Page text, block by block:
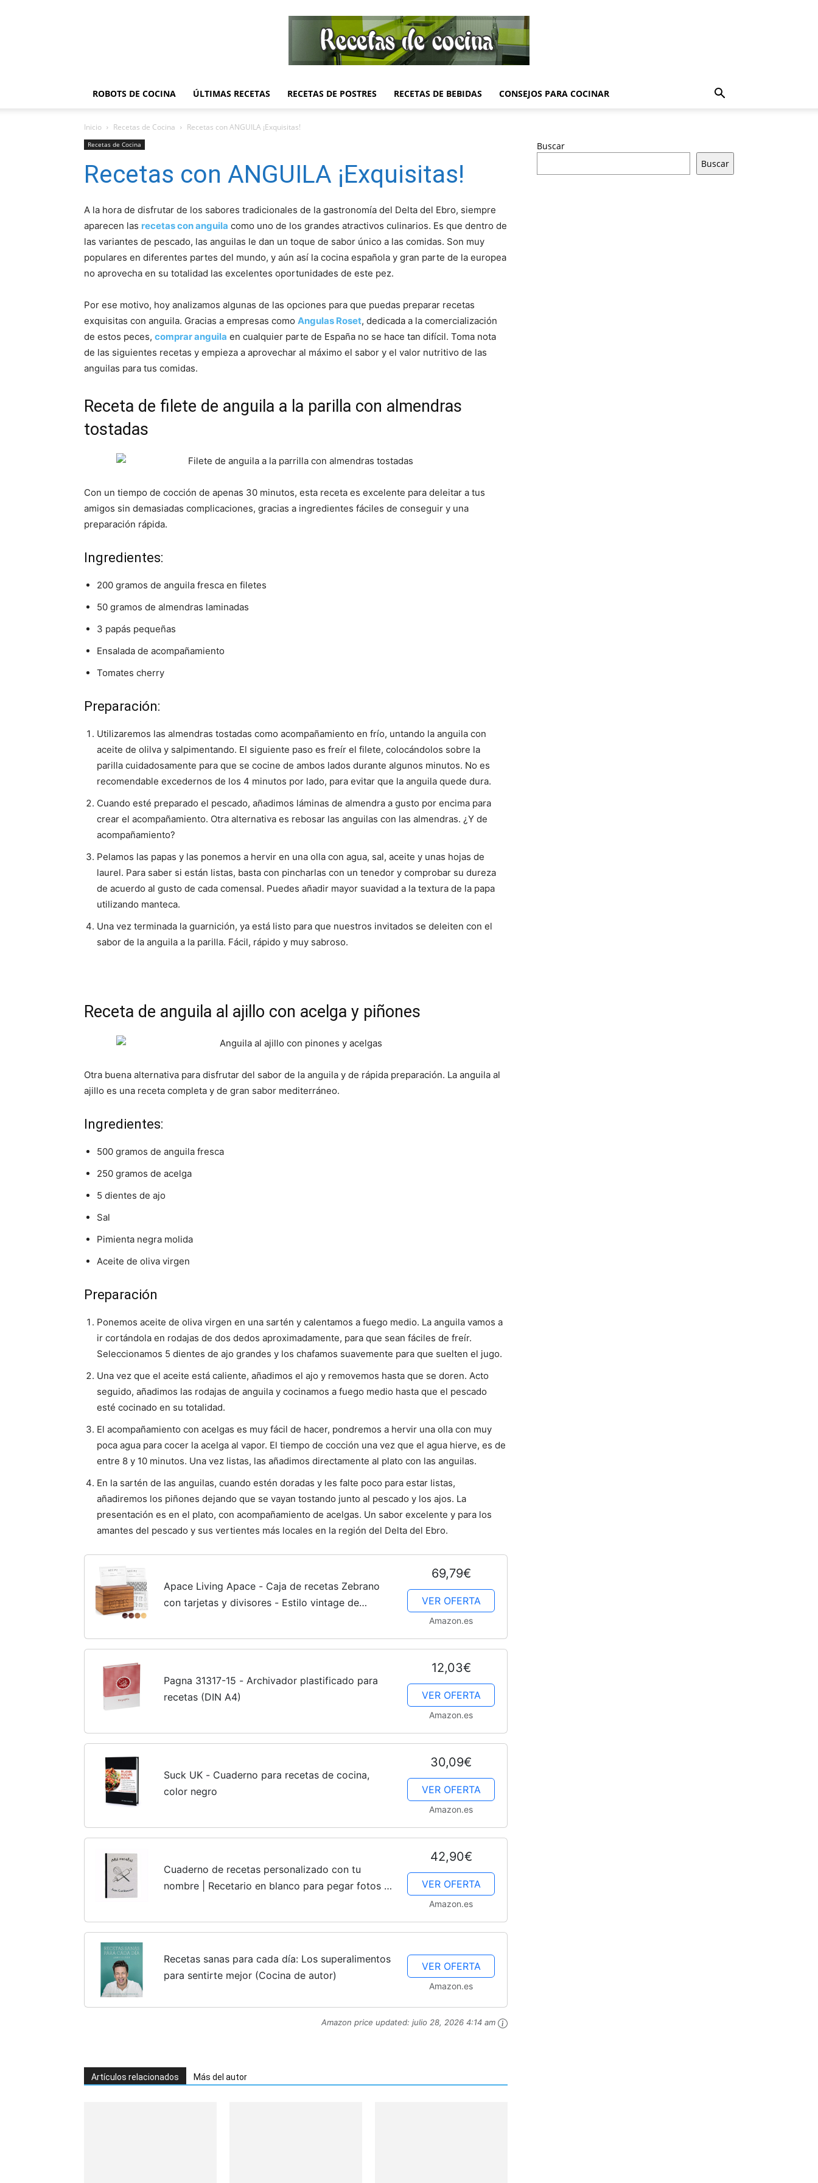
de
Cocina
Gratis
Receta
|
Recetas
Fáciles
ROBOTS DE COCINA ÚLTIMAS RECETAS RECETAS DE POSTRES RECETAS DE BEBIDAS CONSEJOS PARA COCINAR
Inicio Recetas de Cocina Recetas con ANGUILA ¡Exquisitas!
Recetas de Cocina
Recetas con ANGUILA ¡Exquisitas!
A la hora de disfrutar de los sabores tradicionales de la gastronomía del Delta del Ebro, siempre
aparecen las recetas con anguila como uno de los grandes atractivos culinarios. Es que dentro de
las variantes de pescado, las anguilas le dan un toque de sabor único a las comidas. Son muy
populares en diferentes partes del mundo, y aún así la cocina española y gran parte de la europea
no aprovecha en su totalidad las excelentes oportunidades de este pez.
Por ese motivo, hoy analizamos algunas de las opciones para que puedas preparar recetas
exquisitas con anguila. Gracias a empresas como Angulas Roset, dedicada a la comercialización
de estos peces, comprar anguila en cualquier parte de España no se hace tan difícil. Toma nota
de las siguientes recetas y empieza a aprovechar al máximo el sabor y el valor nutritivo de las
anguilas para tus comidas.
Receta de filete de anguila a la parilla con almendras
tostadas
Con un tiempo de cocción de apenas 30 minutos, esta receta es excelente para deleitar a tus
amigos sin demasiadas complicaciones, gracias a ingredientes fáciles de conseguir y una
preparación rápida.
Ingredientes:
200 gramos de anguila fresca en filetes
50 gramos de almendras laminadas
3 papás pequeñas
Ensalada de acompañamiento
Tomates cherry
Preparación:
Utilizaremos las almendras tostadas como acompañamiento en frío, untando la anguila con
aceite de olilva y salpimentando. El siguiente paso es freír el filete, colocándolos sobre la
parilla cuidadosamente para que se cocine de ambos lados durante algunos minutos. No es
recomendable excedernos de los 4 minutos por lado, para evitar que la anguila quede dura.
Cuando esté preparado el pescado, añadimos láminas de almendra a gusto por encima para
crear el acompañamiento. Otra alternativa es rebosar las anguilas con las almendras. ¿Y de
acompañamiento?
Pelamos las papas y las ponemos a hervir en una olla con agua, sal, aceite y unas hojas de
laurel. Para saber si están listas, basta con pincharlas con un tenedor y comprobar su dureza
de acuerdo al gusto de cada comensal. Puedes añadir mayor suavidad a la textura de la papa
utilizando manteca.
Una vez terminada la guarnición, ya está listo para que nuestros invitados se deleiten con el
sabor de la anguila a la parilla. Fácil, rápido y muy sabroso.
Receta de anguila al ajillo con acelga y piñones
Otra buena alternativa para disfrutar del sabor de la anguila y de rápida preparación. La anguila al
ajillo es una receta completa y de gran sabor mediterráneo.
Ingredientes:
500 gramos de anguila fresca
250 gramos de acelga
5 dientes de ajo
Sal
Pimienta negra molida
Aceite de oliva virgen
Preparación
Ponemos aceite de oliva virgen en una sartén y calentamos a fuego medio. La anguila vamos a
ir cortándola en rodajas de dos dedos aproximadamente, para que sean fáciles de freír.
Seleccionamos 5 dientes de ajo grandes y los chafamos suavemente para que suelten el jugo.
Una vez que el aceite está caliente, añadimos el ajo y removemos hasta que se doren. Acto
seguido, añadimos las rodajas de anguila y cocinamos a fuego medio hasta que el pescado
esté cocinado en su totalidad.
El acompañamiento con acelgas es muy fácil de hacer, pondremos a hervir una olla con muy
poca agua para cocer la acelga al vapor. El tiempo de cocción una vez que el agua hierve, es de
entre 8 y 10 minutos. Una vez listas, las añadimos directamente al plato con las anguilas.
En la sartén de las anguilas, cuando estén doradas y les falte poco para estar listas,
añadiremos los piñones dejando que se vayan tostando junto al pescado y los ajos. La
presentación es en el plato, con acompañamiento de acelgas. Un sabor excelente y para los
amantes del pescado y sus vertientes más locales en la región del Delta del Ebro.
Apace Living Apace - Caja de recetas Zebrano
con tarjetas y divisores - Estilo vintage de
69,79€
VER OFERTA
Amazon.es
Pagna 31317-15 - Archivador plastificado para
recetas (DIN A4)
12,03€
VER OFERTA
Amazon.es
Suck UK - Cuaderno para recetas de cocina,
color negro
30,09€
VER OFERTA
Amazon.es
Cuaderno de recetas personalizado con tu
nombre | Recetario en blanco para pegar fotos y
42,90€
VER OFERTA
Amazon.es
Recetas sanas para cada día: Los superalimentos
para sentirte mejor (Cocina de autor)
VER OFERTA
Amazon.es
Amazon price updated: julio 28, 2026 4:14 am
Artículos relacionados Más del autor
Buscar
Buscar